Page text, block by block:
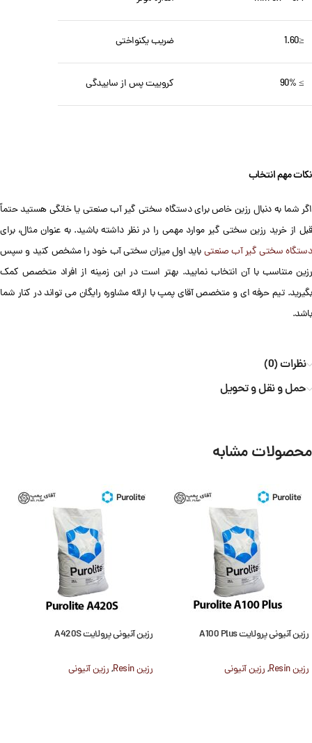
≤1.60 ضریب یکنواختی
≥ 90% کروییت پس از ساییدگی
نکات مهم انتخاب
اگر شما به دنبال رزین خاص برای دستگاه سختی گیر آب صنعتی یا خانگی هستید حتماً
قبل از خرید رزین سختی گیر موارد مهمی را در نظر داشته باشید. به عنوان مثال، برای
دستگاه سختی گیر آب صنعتیباید اول میزان سختی آب خود را مشخص کنید و سپس
رزین متناسب با آن انتخاب نمایید. بهتر است در این زمینه از افراد متخصص کمک
بگیرید. تیم حرفه ای و متخصص آقای پمپ با ارائه مشاوره رایگان می تواند در کنار شما
باشد.
نظرات (0)
حمل و نقل و تحویل
محصولات مشابه
رزین آنیونی پرولایت A100 Plus
رزین Resin ,رزین آنیونی
رزین آنیونی پرولایت A420S
رزین Resin ,رزین آنیونی